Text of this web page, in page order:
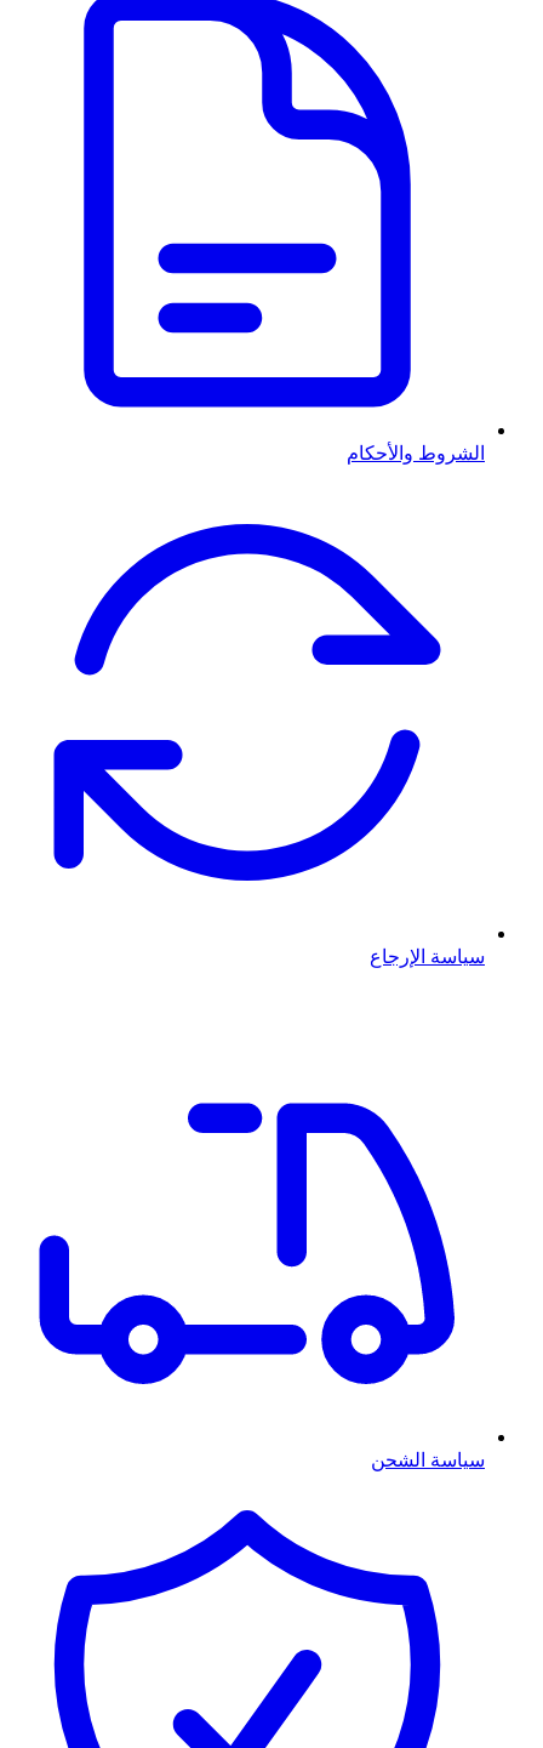
الشروط والأحكام
سياسة الإرجاع
سياسة الشحن